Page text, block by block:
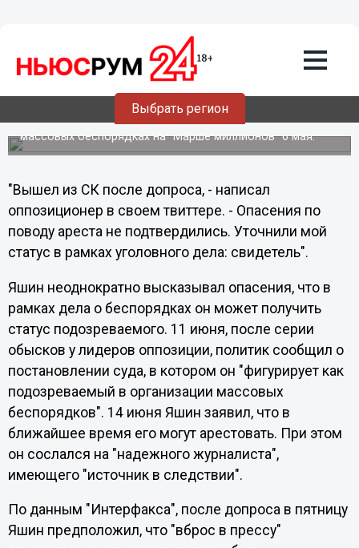
Выбрать регион
Завершены допросы Яшина и
Удальцова
В здании Следственного комитета РФ в Балакиревском
переулке в пятницу, 15 июня, прошел допрос одного из
лидеров "Солидарности" Ильи Яшина по делу о
массовых беспорядках на "Марше миллионов" 6 мая.
"Вышел из СК после допроса, - написал
оппозиционер в своем твиттере. - Опасения по
поводу ареста не подтвердились. Уточнили мой
статус в рамках уголовного дела: свидетель".
Яшин неоднократно высказывал опасения, что в
рамках дела о беспорядках он может получить
статус подозреваемого. 11 июня, после серии
обысков у лидеров оппозиции, политик сообщил о
постановлении суда, в котором он "фигурирует как
подозреваемый в организации массовых
беспорядков". 14 июня Яшин заявил, что в
ближайшее время его могут арестовать. При этом
он сослался на "надежного журналиста",
имеющего "источник в следствии".
По данным "Интерфакса", после допроса в пятницу
Яшин предположил, что "вброс в прессу"